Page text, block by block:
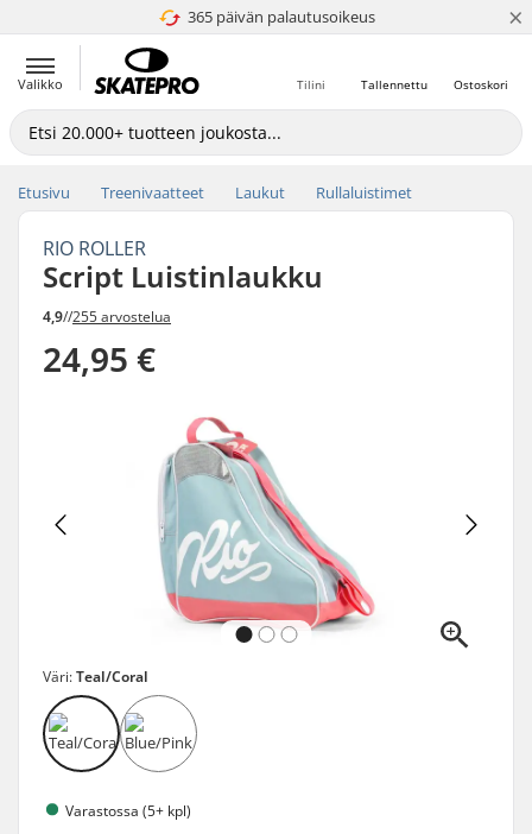
365 päivän palautusoikeus
4.8 / 5 ×
Valikko Ostoskori
Tallennettu
Tilini
Etusivu Treenivaatteet Laukut Rullaluistimet
RIO ROLLER
Script Luistinlaukku
4,9//255 arvostelua
24,95 €
Väri:Teal/Coral
Varastossa (5+ kpl)